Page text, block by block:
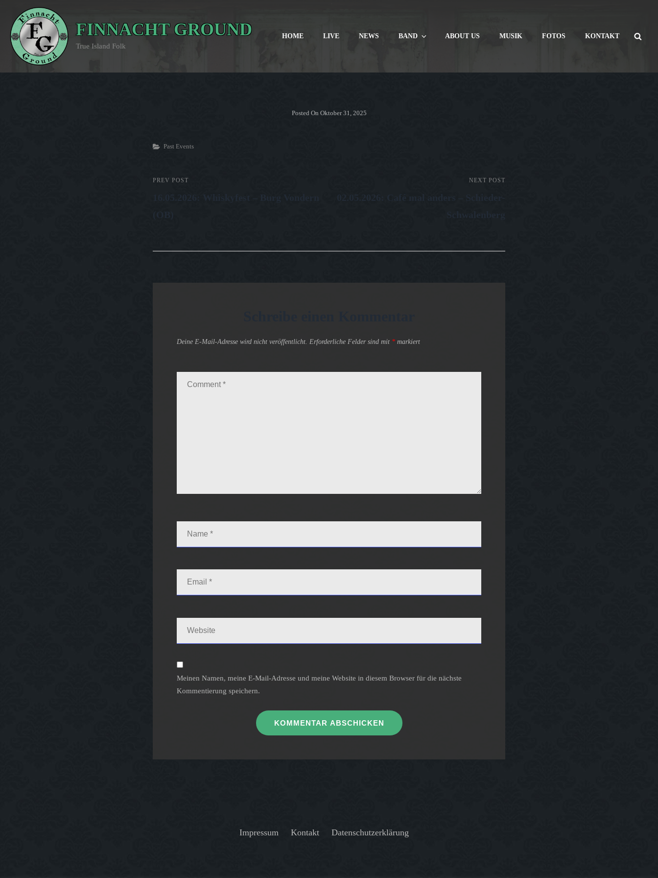
FINNACHT GROUND
True Island Folk
HOME LIVE NEWS BAND ABOUT US MUSIK FOTOS KONTAKT
Posted On Oktober 31, 2025
Categories
Past Events
Beitrags-
Previous
PREV POST NEXT POST
Deine E-Mail-Adresse wird nicht veröffentlicht. Erforderliche Felder sind mit * markiert
Meinen Namen, meine E-Mail-Adresse und meine Website in diesem Browser für die nächste
Kommentierung speichern.
Impressum Kontakt Datenschutzerklärung